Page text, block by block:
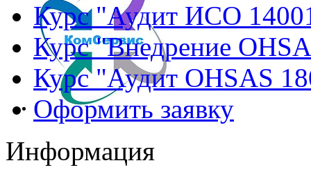
Курс "Аудит ИСО
Курс "Внедрение
Курс "Аудит OHSAS
Оформить заявку
Информация